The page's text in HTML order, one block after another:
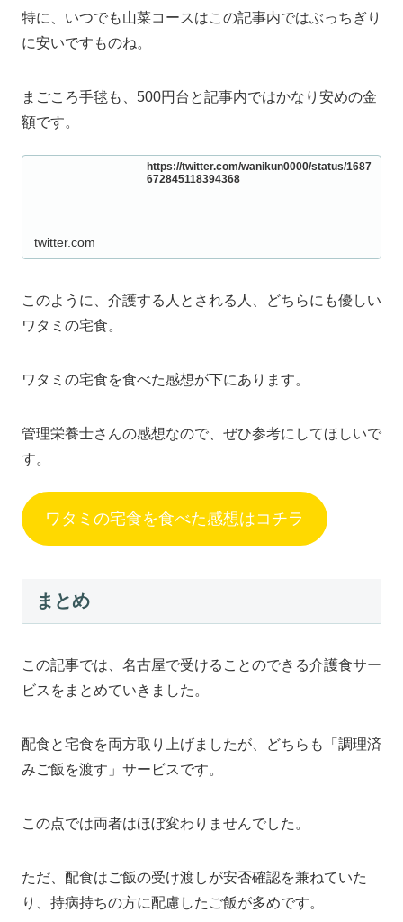
特に、いつでも山菜コースはこの記事内ではぶっちぎり
に安いですものね。
まごころ手毬も、500円台と記事内ではかなり安めの金
額です。
https://twitter.com/wanikun0000/status/1687
672845118394368
twitter.com
このように、介護する人とされる人、どちらにも優しい
ワタミの宅食。
ワタミの宅食を食べた感想が下にあります。
管理栄養士さんの感想なので、ぜひ参考にしてほしいで
す。
ワタミの宅食を食べた感想はコチラ
まとめ
この記事では、名古屋で受けることのできる介護食サー
ビスをまとめていきました。
配食と宅食を両方取り上げましたが、どちらも「調理済
みご飯を渡す」サービスです。
この点では両者はほぼ変わりませんでした。
ただ、配食はご飯の受け渡しが安否確認を兼ねていた
り、持病持ちの方に配慮したご飯が多めです。